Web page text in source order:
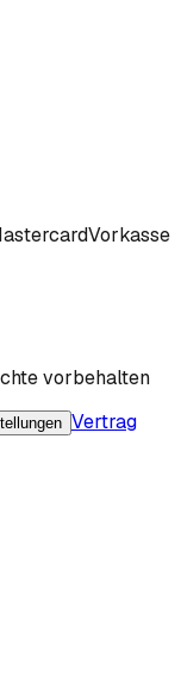
Vorkasse
vorbehalten
Vertrag